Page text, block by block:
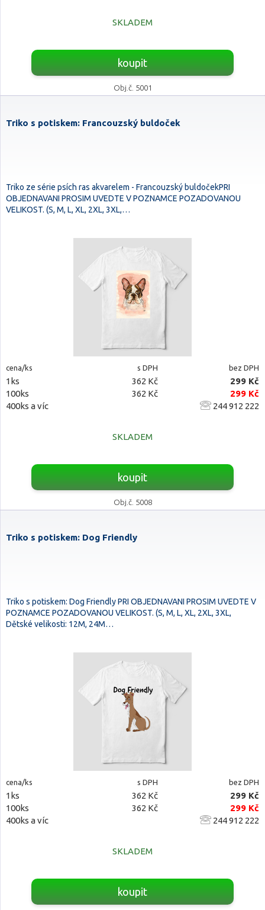
SKLADEM
koupit
Obj.č. 5001
Triko s potiskem: Francouzský buldoček
Triko ze série psích ras akvarelem - Francouzský buldočekPRI
OBJEDNAVANI PROSIM UVEDTE V POZNAMCE POZADOVANOU
VELIKOST. (S, M, L, XL, 2XL, 3XL,…
cena/ks s DPH bez DPH
1ks 362 Kč
299 Kč
100ks
362 Kč
299 Kč
400ks a víc
244 912 222
SKLADEM
koupit
Obj.č. 5008
Triko s potiskem: Dog Friendly
Triko s potiskem: Dog Friendly PRI OBJEDNAVANI PROSIM UVEDTE V
POZNAMCE POZADOVANOU VELIKOST. (S, M, L, XL, 2XL, 3XL,
Dětské velikosti: 12M, 24M…
cena/ks s DPH bez DPH
1ks 362 Kč
299 Kč
100ks
362 Kč
299 Kč
400ks a víc
244 912 222
SKLADEM
koupit